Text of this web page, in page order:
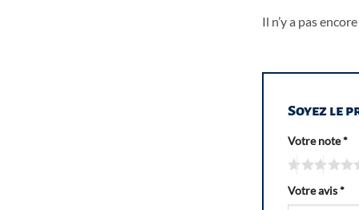
Il n’y a pas encore
Soyez le
Votre note*
Votre avis*